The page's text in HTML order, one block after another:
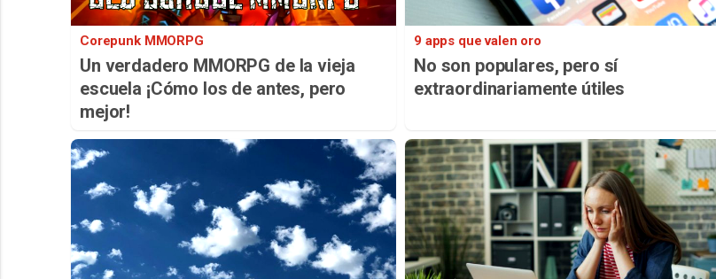
Corepunk MMORPG
Un verdadero MMORPG de la vieja
escuela ¡Cómo los de antes, pero
mejor!
9 apps que valen oro
No son populares, pero sí
extraordinariamente útiles